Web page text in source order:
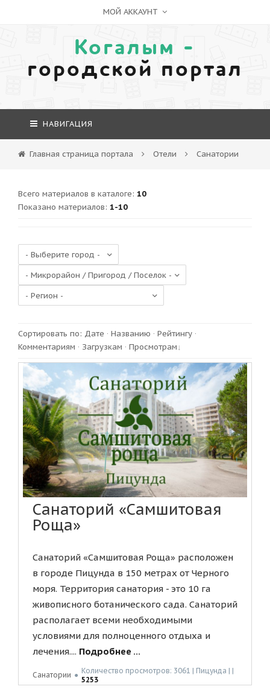
МОЙ АККАУНТ
Когалым -
городской портал
НАВИГАЦИЯ
Главная страница портала Отели Санатории
Всего материалов в каталоге: 10
Показано материалов: 1-10
Сортировать по: Дате · Названию · Рейтингу ·
Комментариям · Загрузкам · Просмотрам
Санаторий «Самшитовая
Роща»
Санаторий «Самшитовая Роща» расположен
в городе Пицунда в 150 метрах от Черного
моря. Территория санатория - это 10 га
живописного ботанического сада. Санаторий
располагает всеми необходимыми
условиями для полноценного отдыха и
лечения.... Подробнее ...
Санатории ● Количество просмотров: 3061 | Пицунда | |
5253